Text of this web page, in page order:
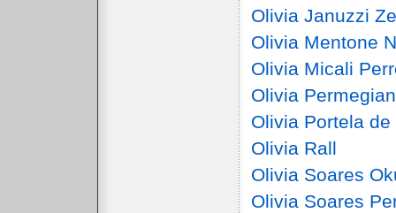
Olivia Januzzi
Olivia Mentone
Olivia Micali
Olivia
Olivia Portela de
Olivia Rall
Olivia Soares
Olivia Soares